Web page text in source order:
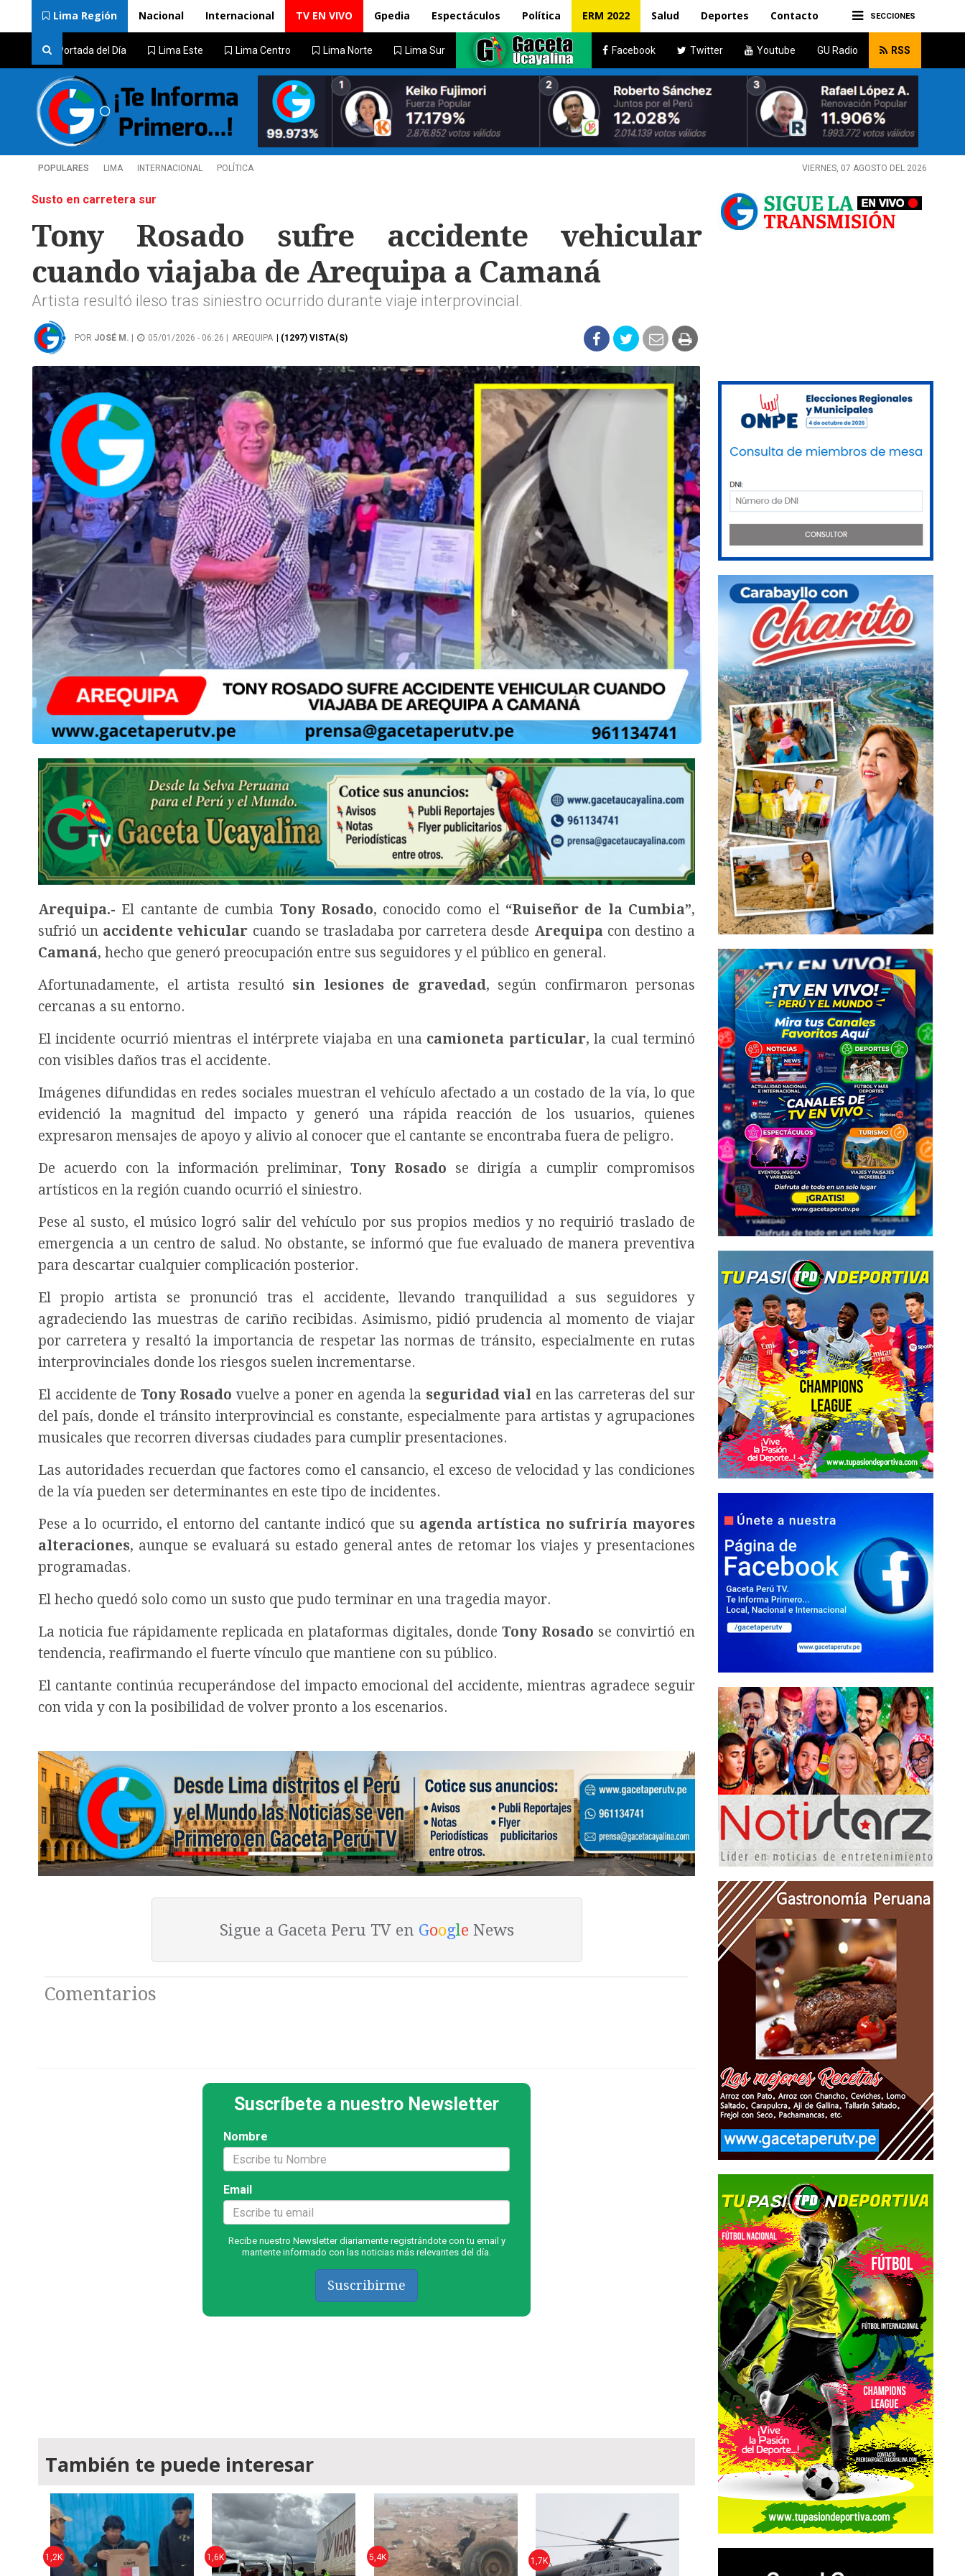
SECCIONES
Lima Región Nacional Internacional TV EN VIVO Gpedia Espectáculos Política ERM 2022 Salud Deportes Contacto
Portada del Día Lima Este Lima Centro Lima Norte Lima Sur Facebook Twitter Youtube GU Radio RSS
POPULARES LIMA INTERNACIONAL POLÍTICA VIERNES, 07 AGOSTO DEL 2026
Susto en carretera sur
Tony Rosado sufre accidente vehicular
cuando viajaba de Arequipa a Camaná
Artista resultó ileso tras siniestro ocurrido durante viaje interprovincial.
POR JOSÉ M. 05/01/2026 - 06:26 | AREQUIPA | (1297) VISTA(S)
Arequipa.- El cantante de cumbia Tony Rosado, conocido como el “Ruiseñor de la Cumbia”,
sufrió un accidente vehicular cuando se trasladaba por carretera desde Arequipacon destino a
Camaná, hecho que generó preocupación entre sus seguidores y el público en general.
Afortunadamente, el artista resultó sin lesiones de gravedad, según confirmaron personas
cercanas a su entorno.
El incidente ocurrió mientras el intérprete viajaba en una camioneta particular, la cual terminó
con visibles daños tras el accidente.
Imágenes difundidas en redes sociales muestran el vehículo afectado a un costado de la vía, lo que
evidenció la magnitud del impacto y generó una rápida reacción de los usuarios, quienes
expresaron mensajes de apoyo y alivio al conocer que el cantante se encontraba fuera de peligro.
De acuerdo con la información preliminar, Tony Rosado se dirigía a cumplir compromisos
artísticos en la región cuando ocurrió el siniestro.
Pese al susto, el músico logró salir del vehículo por sus propios medios y no requirió traslado de
emergencia a un centro de salud. No obstante, se informó que fue evaluado de manera preventiva
para descartar cualquier complicación posterior.
El propio artista se pronunció tras el accidente, llevando tranquilidad a sus seguidores y
agradeciendo las muestras de cariño recibidas. Asimismo, pidió prudencia al momento de viajar
por carretera y resaltó la importancia de respetar las normas de tránsito, especialmente en rutas
interprovinciales donde los riesgos suelen incrementarse.
El accidente de Tony Rosado vuelve a poner en agenda la seguridad vial en las carreteras del sur
del país, donde el tránsito interprovincial es constante, especialmente para artistas y agrupaciones
musicales que recorren diversas ciudades para cumplir presentaciones.
Las autoridades recuerdan que factores como el cansancio, el exceso de velocidad y las condiciones
de la vía pueden ser determinantes en este tipo de incidentes.
Pese a lo ocurrido, el entorno del cantante indicó que su agenda artística no sufriría mayores
alteraciones, aunque se evaluará su estado general antes de retomar los viajes y presentaciones
programadas.
El hecho quedó solo como un susto que pudo terminar en una tragedia mayor.
La noticia fue rápidamente replicada en plataformas digitales, donde Tony Rosado se convirtió en
tendencia, reafirmando el fuerte vínculo que mantiene con su público.
El cantante continúa recuperándose del impacto emocional del accidente, mientras agradece seguir
con vida y con la posibilidad de volver pronto a los escenarios.
Sigue a Gaceta Peru TV en GoogleNews
Comentarios
Suscríbete a nuestro Newsletter
Nombre
Email
Recibe nuestro Newsletter diariamente registrándote con tu email y
mantente informado con las noticias más relevantes del día.
Suscribirme
También te puede interesar
1,2K 1,6K 5,4K 1,7K